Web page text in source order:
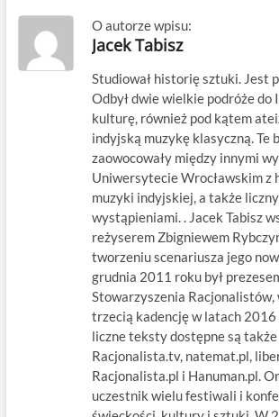
O autorze wpisu:
Jacek Tabisz
Studiował historię sztuki. Jest
Odbył dwie wielkie podróże do
kulturę, również pod kątem
indyjską muzykę klasyczną. Te
zaowocowały między innymi
Uniwersytecie Wrocławskim z
muzyki indyjskiej, a także
wystąpieniami. . Jacek Tabisz
reżyserem Zbigniewem
tworzeniu scenariusza jego
grudnia 2011 roku był
Stowarzyszenia Racjonalistów,
trzecią kadencję w latach 2016
liczne teksty dostępne są
Racjonalista.tv, natemat.pl,
Racjonalista.pl i Hanuman.pl.
uczestnik wielu festiwali i